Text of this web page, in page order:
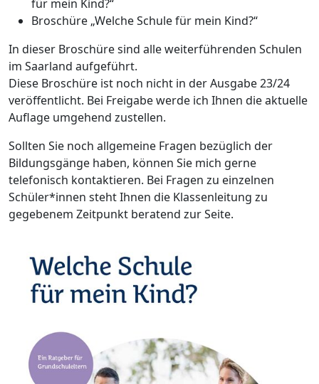
für mein Kind?“
Broschüre „Welche Schule für mein Kind?“
In dieser Broschüre sind alle weiterführenden Schulen
im Saarland aufgeführt.
Diese Broschüre ist noch nicht in der Ausgabe 23/24
veröffentlicht. Bei Freigabe werde ich Ihnen die aktuelle
Auflage umgehend zustellen.
Sollten Sie noch allgemeine Fragen bezüglich der
Bildungsgänge haben, können Sie mich gerne
telefonisch kontaktieren. Bei Fragen zu einzelnen
Schüler*innen steht Ihnen die Klassenleitung zu
gegebenem Zeitpunkt beratend zur Seite.